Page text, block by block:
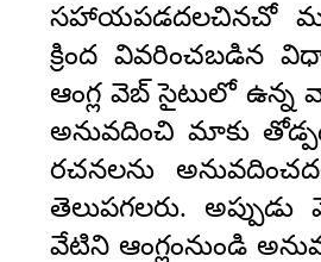
సహాయపడదలచినచో
క్రింద వివరించబడిన
ఆంగ్ల వెబ్ సైటులో
అనువదించి మాకు
రచనలను
తెలుపగలరు.
వేటిని ఆంగ్లంనుండి